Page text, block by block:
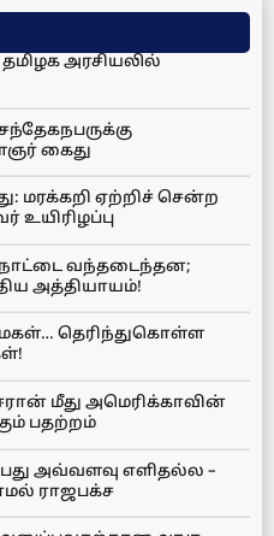
அரசியலில்
கைது
மரக்கறி ஏற்றிச் சென்ற
உயிரிழப்பு
நாட்டை வந்தடைந்தன;
அத்தியாயம்!
தெரிந்துகொள்ள
மீது அமெரிக்காவின்
பதற்றம்
அவ்வளவு எளிதல்ல –
ராஜபக்ச